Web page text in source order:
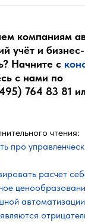
компаниям
учёт и
Начните с
с нами по
764 83 81
чтения:
про
расчет
автоматизации